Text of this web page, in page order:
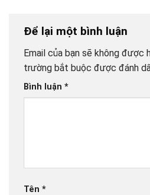
Để lại một bình luận
Email của bạn sẽ không được
trường bắt buộc được đánh
Bình luận *
Tên *